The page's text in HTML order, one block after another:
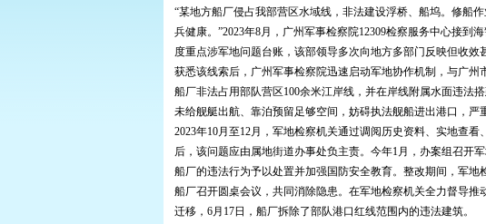
“某地方船厂侵占我部营区水域线，非法建设浮桥、船坞。修船
兵健康。”2023年8月，广州军事检察院12309检察服务中心接到
度重点涉军地问题台账，该部领导多次向地方多部门反映但收效
获悉该线索后，广州军事检察院迅速启动军地协作机制，与广
船厂非法占用部队营区100余米江岸线，并在岸线附属水面违法
未给舰艇出航、靠泊预留足够空间，妨碍执法舰船进出港口，严
2023年10月至12月，军地检察机关通过调阅历史资料、实地查
后，该问题应由属地街道办事处负主责。今年1月，办案组召开
船厂的违法行为予以处置并加强国防安全教育。整改期间，军
船厂召开圆桌会议，共同消除隐患。在军地检察机关全力督导
迁移，6月17日，船厂拆除了部队港口红线范围内的违法建筑。